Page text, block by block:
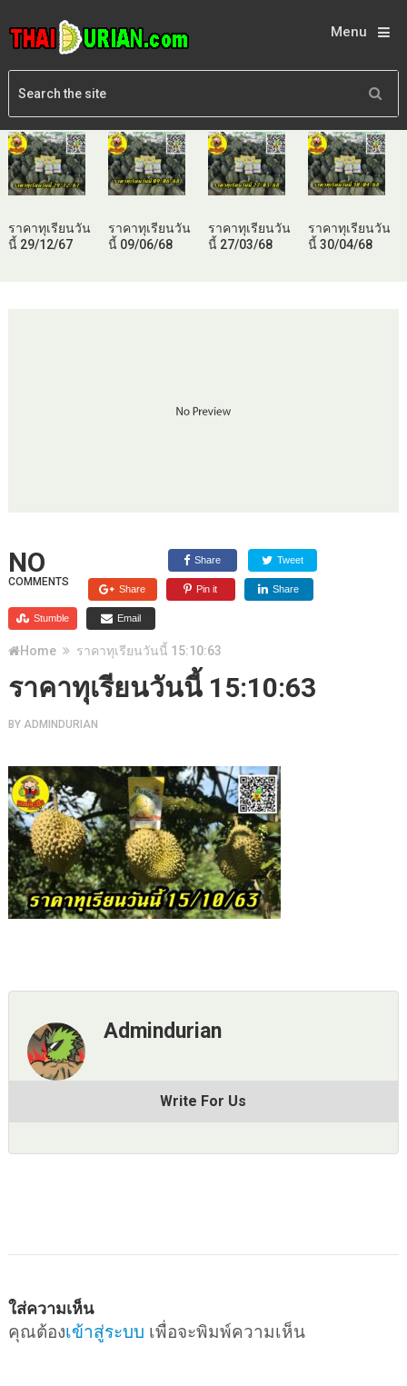
Menu
ราคาทุเรียนวัน
นี้ 29/12/67
ราคาทุเรียนวัน
นี้ 09/06/68
ราคาทุเรียนวัน
นี้ 27/03/68
ราคาทุเรียนวัน
นี้ 30/04/68
NO
COMMENTS
Share Tweet
Share Pin it Share
Stumble Email
Home ราคาทุเรียนวันนี้ 15:10:63
ราคาทุเรียนวันนี้ 15:10:63
BY ADMINDURIAN
Admindurian
Write For Us
ใส่ความเห็น
คุณต้องเข้าสู่ระบบ เพื่อจะพิมพ์ความเห็น